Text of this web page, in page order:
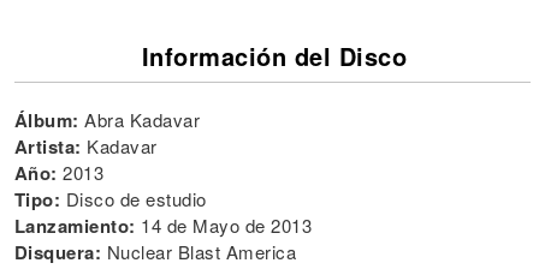
Información del Disco
Álbum: Abra Kadavar
Artista: Kadavar
Año: 2013
Tipo: Disco de estudio
Lanzamiento: 14 de Mayo de 2013
Disquera: Nuclear Blast America